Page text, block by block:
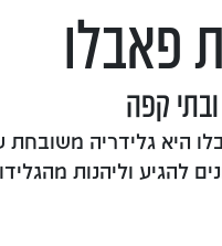
פאבלו
קפה
היא גלידריה משובחת
להגיע וליהנות